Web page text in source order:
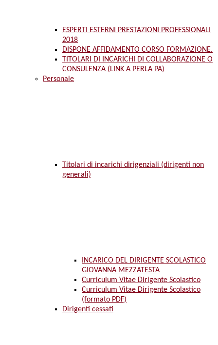
ESPERTI ESTERNI PRESTAZIONI PROFESSIONALI
2018
DISPONE AFFIDAMENTO CORSO FORMAZIONE.
TITOLARI DI INCARICHI DI COLLABORAZIONE O
CONSULENZA (LINK A PERLA PA)
Personale
Titolari di incarichi dirigenziali (dirigenti non
generali)
INCARICO DEL DIRIGENTE SCOLASTICO
GIOVANNA MEZZATESTA
Curriculum Vitae Dirigente Scolastico
Curriculum Vitae Dirigente Scolastico
(formato PDF)
Dirigenti cessati